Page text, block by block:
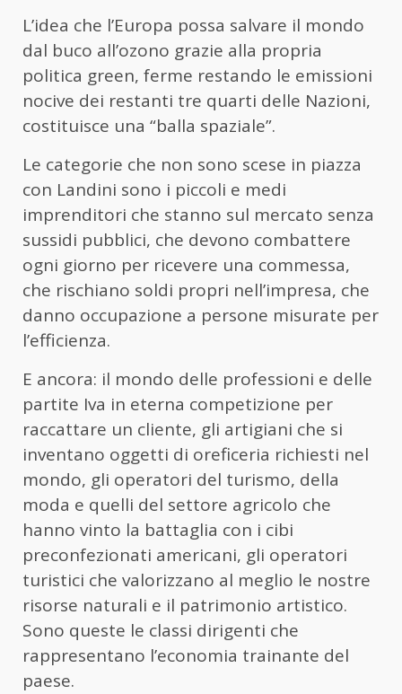
L’idea che l’Europa possa salvare il mondo
dal buco all’ozono grazie alla propria
politica green, ferme restando le emissioni
nocive dei restanti tre quarti delle Nazioni,
costituisce una “balla spaziale”.
Le categorie che non sono scese in piazza
con Landini sono i piccoli e medi
imprenditori che stanno sul mercato senza
sussidi pubblici, che devono combattere
ogni giorno per ricevere una commessa,
che rischiano soldi propri nell’impresa, che
danno occupazione a persone misurate per
l’efficienza.
E ancora: il mondo delle professioni e delle
partite Iva in eterna competizione per
raccattare un cliente, gli artigiani che si
inventano oggetti di oreficeria richiesti nel
mondo, gli operatori del turismo, della
moda e quelli del settore agricolo che
hanno vinto la battaglia con i cibi
preconfezionati americani, gli operatori
turistici che valorizzano al meglio le nostre
risorse naturali e il patrimonio artistico.
Sono queste le classi dirigenti che
rappresentano l’economia trainante del
paese.